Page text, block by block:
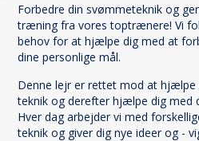
Forbedre din svømmeteknik og
træning fra vores toptrænere! Vi
behov for at hjælpe dig med at
dine personlige mål.
Denne lejr er rettet mod at hjælpe
teknik og derefter hjælpe dig med
Hver dag arbejder vi med
teknik og giver dig nye ideer og -